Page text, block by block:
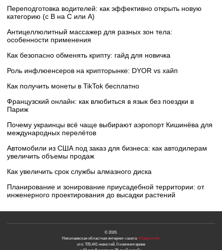
Переподготовка водителей: как эффективно открыть новую
категорию (с B на C или А)
Антицеллюлитный массажер для разных зон тела:
особенности применения
Как безопасно обменять крипту: гайд для новичка
Роль инфлюенсеров на крипторынке: DYOR vs хайп
Как получить монеты в TikTok бесплатно
Французский онлайн: как влюбиться в язык без поездки в
Париж
Почему украинцы всё чаще выбирают аэропорт Кишинёва для
международных перелётов
Автомобили из США под заказ для бизнеса: как автодилерам
увеличить объемы продаж
Как увеличить срок службы алмазного диска
Планирование и зонирование приусадебной территории: от
инженерного проектирования до высадки растений
© 2026.
Николаевская областная интернет-газета «Новости N»
это: 705,441 новостей, 0 комментариев